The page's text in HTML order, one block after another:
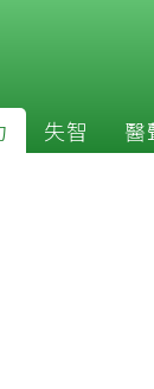
失智 醫